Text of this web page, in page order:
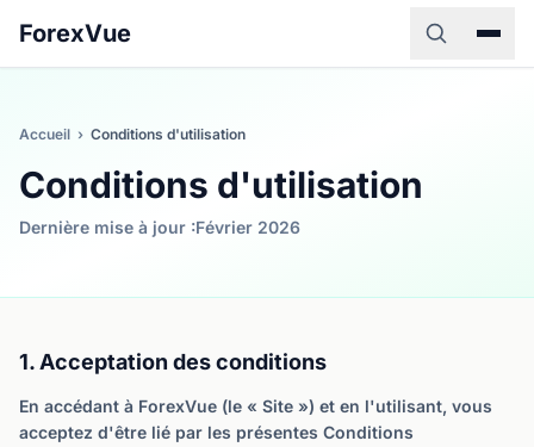
ForexVue
Accueil › Conditions d'utilisation
Conditions d'utilisation
Dernière mise à jour :Février 2026
1. Acceptation des conditions
En accédant à ForexVue (le « Site ») et en l'utilisant, vous
acceptez d'être lié par les présentes Conditions